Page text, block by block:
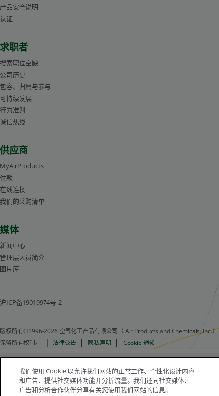
产品安全说明
认证
求职者
搜索职位空缺
公司历史
包容、归属与参与
可持续发展
行为准则
诚信热线
供应商
MyAirProducts
付款
在线连接
我们的采购清单
媒体
新闻中心
管理层人员简介
图片库
沪ICP备19019974号-2
版权所有©1996-2026 空气化工产品有限公司（ Air Products and Chemicals, Inc.）
保留所有权利。
法律公告 隐私声明 Cookie 通知
我们使用 Cookie 以允许我们网站的正常工作、个性化设计内容
和广告、提供社交媒体功能并分析流量。我们还同社交媒体、
广告和分析合作伙伴分享有关您使用我们网站的信息。